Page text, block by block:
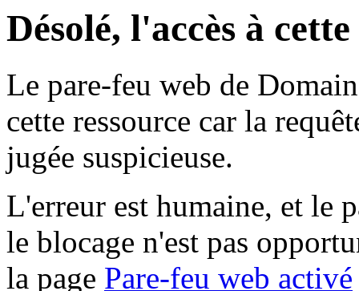
Désolé, l'accès à
Le pare-feu web de
cette ressource car la
jugée suspicieuse.
L'erreur est humaine, et le
le blocage n'est pas
la page Pare-feu web activé